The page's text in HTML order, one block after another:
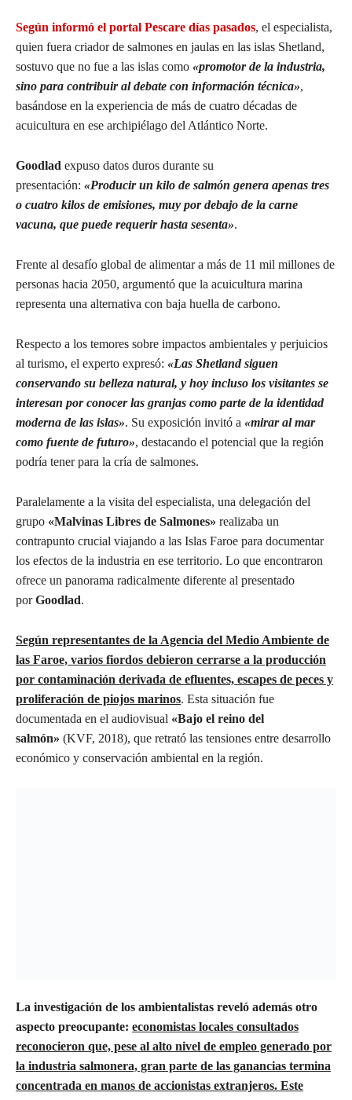
Según informó el portal Pescare días pasados, el especialista,
quien fuera criador de salmones en jaulas en las islas Shetland,
sostuvo que no fue a las islas como «promotor de la industria,
sino para contribuir al debate con información técnica»,
basándose en la experiencia de más de cuatro décadas de
acuicultura en ese archipiélago del Atlántico Norte.
Goodlad expuso datos duros durante su
presentación: «Producir un kilo de salmón genera apenas tres
o cuatro kilos de emisiones, muy por debajo de la carne
vacuna, que puede requerir hasta sesenta».
Frente al desafío global de alimentar a más de 11 mil millones de
personas hacia 2050, argumentó que la acuicultura marina
representa una alternativa con baja huella de carbono.
Respecto a los temores sobre impactos ambientales y perjuicios
al turismo, el experto expresó: «Las Shetland siguen
conservando su belleza natural, y hoy incluso los visitantes se
interesan por conocer las granjas como parte de la identidad
moderna de las islas». Su exposición invitó a «mirar al mar
como fuente de futuro», destacando el potencial que la región
podría tener para la cría de salmones.
Paralelamente a la visita del especialista, una delegación del
grupo «Malvinas Libres de Salmones» realizaba un
contrapunto crucial viajando a las Islas Faroe para documentar
los efectos de la industria en ese territorio. Lo que encontraron
ofrece un panorama radicalmente diferente al presentado
porGoodlad.
Según representantes de la Agencia del Medio Ambiente de
las Faroe, varios fiordos debieron cerrarse a la producción
por contaminación derivada de efluentes, escapes de peces y
proliferación de piojos marinos. Esta situación fue
documentada en el audiovisual «Bajo el reino del
salmón» (KVF, 2018), que retrató las tensiones entre desarrollo
económico y conservación ambiental en la región.
La investigación de los ambientalistas reveló además otro
aspecto preocupante: economistas locales consultados
reconocieron que, pese al alto nivel de empleo generado por
la industria salmonera, gran parte de las ganancias termina
concentrada en manos de accionistas extranjeros. Este